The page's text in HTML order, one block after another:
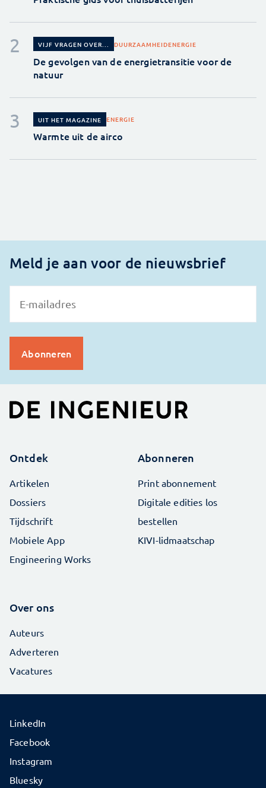
VIJF VRAGEN OVER... DUURZAAMHEIDENERGIE
De gevolgen van de energietransitie voor de
natuur
UIT HET MAGAZINE ENERGIE
Warmte uit de airco
Meld je aan voor de nieuwsbrief
Ontdek
Artikelen
Dossiers
Tijdschrift
Mobiele App
Engineering Works
Abonneren
Print abonnement
Digitale edities los
bestellen
KIVI-lidmaatschap
Over ons
Auteurs
Adverteren
Vacatures
LinkedIn
Facebook
Instagram
Bluesky